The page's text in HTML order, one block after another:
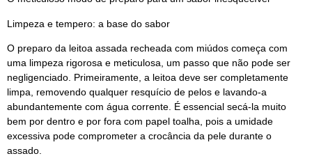
Limpeza e tempero: a base do sabor
O preparo da leitoa assada recheada com miúdos começa com
uma limpeza rigorosa e meticulosa, um passo que não pode ser
negligenciado. Primeiramente, a leitoa deve ser completamente
limpa, removendo qualquer resquício de pelos e lavando-a
abundantemente com água corrente. É essencial secá-la muito
bem por dentro e por fora com papel toalha, pois a umidade
excessiva pode comprometer a crocância da pele durante o
assado.